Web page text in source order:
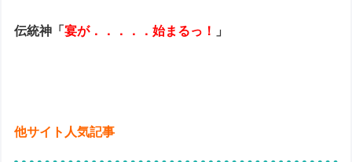
伝統神「宴が．．．．．始まるっ！ 」
他サイト人気記事